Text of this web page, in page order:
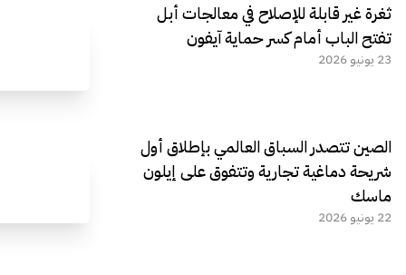
ثغرة غير قابلة للإصلاح في معالجات أبل
تفتح الباب أمام كسر حماية آيفون
23 يونيو 2026
الصين تتصدر السباق العالمي بإطلاق أول
شريحة دماغية تجارية وتتفوق على إيلون
ماسك
22 يونيو 2026